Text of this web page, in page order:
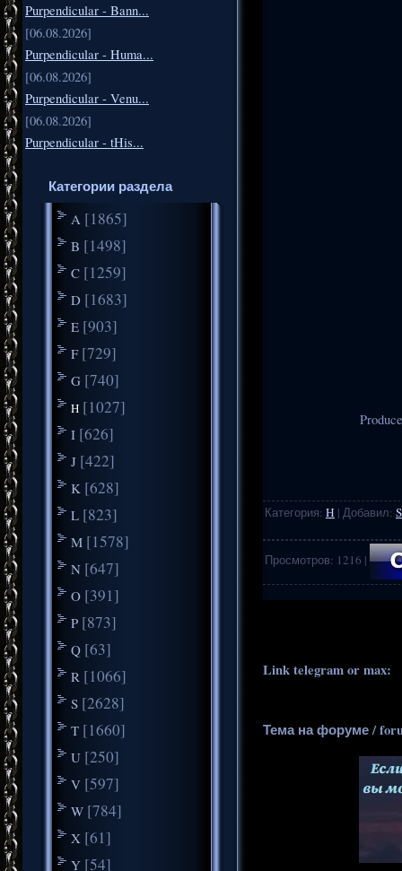
Purpendicular - Bann...
[06.08.2026]
Purpendicular - Huma...
[06.08.2026]
Purpendicular - Venu...
[06.08.2026]
Purpendicular - tHis...
Категории раздела
A [1865]
B [1498]
C [1259]
D [1683]
E [903]
F [729]
G [740]
H [1027]
I [626]
J [422]
K [628]
L [823]
M [1578]
N [647]
O [391]
P [873]
Q [63]
R [1066]
S [2628]
T [1660]
U [250]
V [597]
W [784]
X [61]
Y [54]
Категория: H | Добавил:
Просмотров: 1216 |
Link telegram or max:
Тема на форуме /